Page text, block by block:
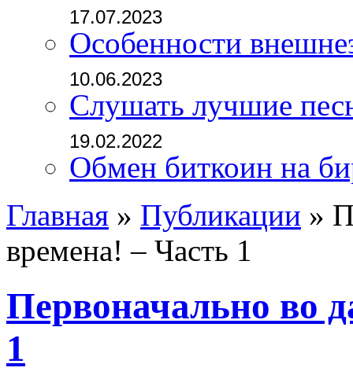
17.07.2023
Особенности
10.06.2023
Слушать лучшие
19.02.2022
Обмен биткоин на
Главная » Публикации »
времена! – Часть 1
Первоначально во
1